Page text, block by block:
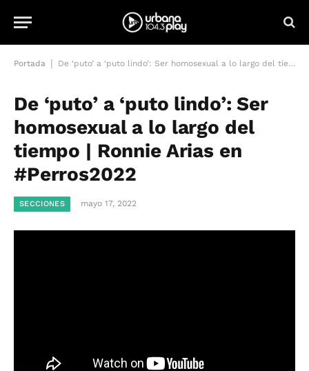
Portada De ‘puto’ a ‘puto lindo’: Ser homosexual a lo largo del tiempo | Ronnie Arias en #Perros2022
De ‘puto’ a ‘puto lindo’: Ser
homosexual a lo largo del
tiempo | Ronnie Arias en
#Perros2022
SECCIONES mayo 17, 2022